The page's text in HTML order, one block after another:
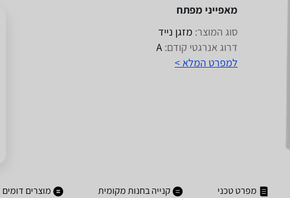
מאפייני מפתח
סוג המוצר: מזגן נייד
דרוג אנרגטי קודם: A
למפרט המלא >
מפרט טכני קנייה בחנות מקומית מוצרים דומים